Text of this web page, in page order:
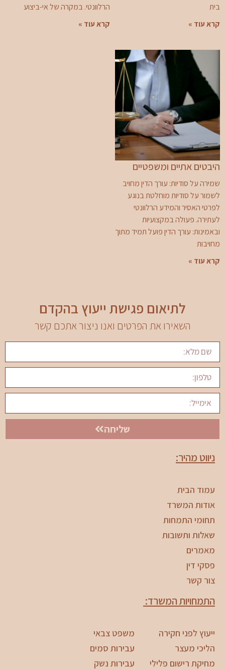
בית
קרא עוד »
הרלוונטי. במקרה של אי-ביצוע
קרא עוד »
היבטים אתיים ומשפטיים
שמירה על סודיות: עורך הדין מחויב
לשמור על סודיות מוחלטת בנוגע
לפרטי האסיר והמידע הרלוונטי
לעתירה. פעולה במקצועיות
ובאמינות: עורך הדין פועל תמיד מתוך
מחויבות
קרא עוד »
לתיאום פגישת ייעוץ בהקדם
השאירו את הפרטים ואנו ניצור אתכם קשר
שליחה
ניווט מהיר:
עמוד הבית
אודות המשרד
תחומי התמחות
שאלות ותשובות
מאמרים
פסקי דין
צור קשר
התמחויות המשרד:
ייעוץ לפני חקירה
הליכי מעצר
מחיקת רישום פלילי
משפט צבאי
עבירות סמים
עבירות נשק